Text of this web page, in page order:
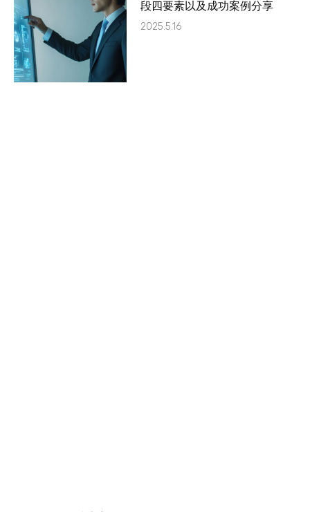
段四要素以及成功案例分享
2025.5.16